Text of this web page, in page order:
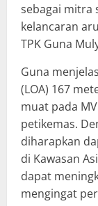
sebagai mitra
kelancaran
TPK Guna
Guna
(LOA) 167
muat pada
petikemas.
diharapkan
di Kawasan
dapat
mengingat